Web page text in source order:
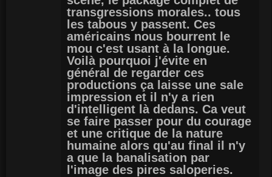
transgressions morales.. tous
les tabous y passent. Ces
américains nous bourrent le
mou c'est usant à la longue.
Voilà pourquoi j'évite en
général de regarder ces
productions ça laisse une sale
impression et il n'y a rien
d'intelligent là dedans. Ca veut
se faire passer pour du courage
et une critique de la nature
humaine alors qu'au final il n'y
a que la banalisation par
l'image des pires saloperies.